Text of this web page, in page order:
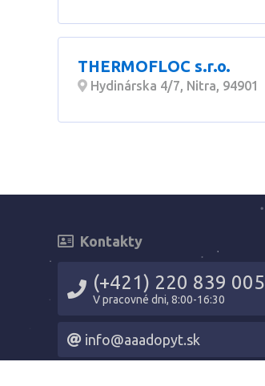
THERMOFLOC s.r.o.
Hydinárska 4/7, Nitra, 94901
Kontakty
(+421) 220 839 005
V pracovné dni, 8:00-16:30
info@aaadopyt.sk